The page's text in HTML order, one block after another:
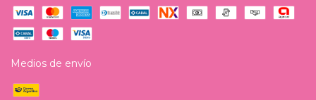
Medios de envío